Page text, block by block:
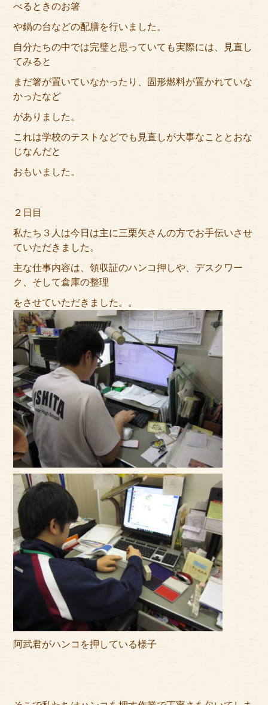
べるときのお箸
や鍋の台などの配膳を行いました。
自分たちの中では完璧と思っていても実際には、見直し
てみると
まだ箸が置いていなかったり、固形燃料が置かれていな
かったなど
がありました。
これは学校のテストなどでも見直しが大事なこととおな
じなんだと
おもいました。
２日目
私たち３人は今日は主に三栗矢さんの方でお手伝いさせ
ていただきました。
主な仕事内容は、領収証のハンコ押しや、デスクワー
ク、そして倉庫の整理
をさせていただきました。。
阿武君がハンコを押している様子